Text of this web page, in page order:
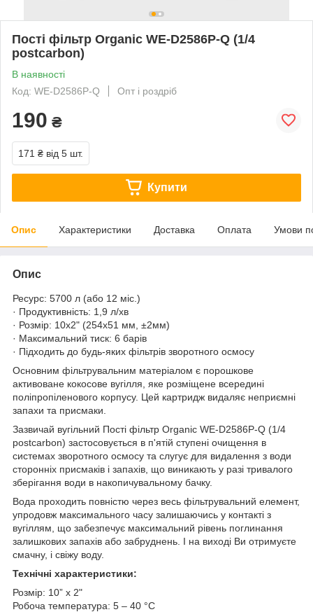
Пості фільтр Organic WE-D2586P-Q (1/4
postcarbon)
В наявності
Код: WE-D2586P-Q
Опт і роздріб
190 ₴
171 ₴ від 5 шт.
Купити
Опис Характеристики Доставка Оплата Умови
Опис
Ресурс: 5700 л (або 12 міс.)
· Продуктивність: 1,9 л/хв
· Розмір: 10х2" (254х51 мм, ±2мм)
· Максимальний тиск: 6 барів
· Підходить до будь-яких фільтрів зворотного осмосу
Основним фільтрувальним матеріалом є порошкове
активоване кокосове вугілля, яке розміщене всередині
поліпропіленового корпусу. Цей картридж видаляє неприємні
запахи та присмаки.
Зазвичай вугільний Пості фільтр Organic WE-D2586P-Q (1/4
postcarbon) застосовується в п'ятій ступені очищення в
системах зворотного осмосу та слугує для видалення з води
сторонніх присмаків і запахів, що виникають у разі тривалого
зберігання води в накопичувальному бачку.
Вода проходить повністю через весь фільтрувальний елемент,
упродовж максимального часу залишаючись у контакті з
вугіллям, що забезпечує максимальний рівень поглинання
залишкових запахів або забруднень. І на виході Ви отримуєте
смачну, і свіжу воду.
Технічні характеристики:
Розмір: 10” x 2"
Робоча температура: 5 – 40 °C